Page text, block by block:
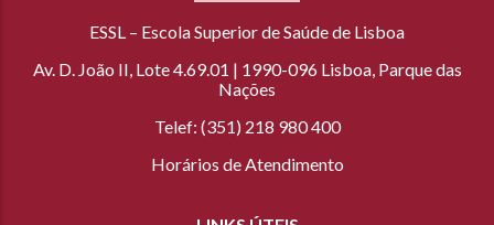
ESSL – Escola Superior de Saúde de Lisboa
Av. D. João II, Lote 4.69.01 | 1990-096 Lisboa, Parque das
Nações
Telef: (351) 218 980 400
Horários de Atendimento